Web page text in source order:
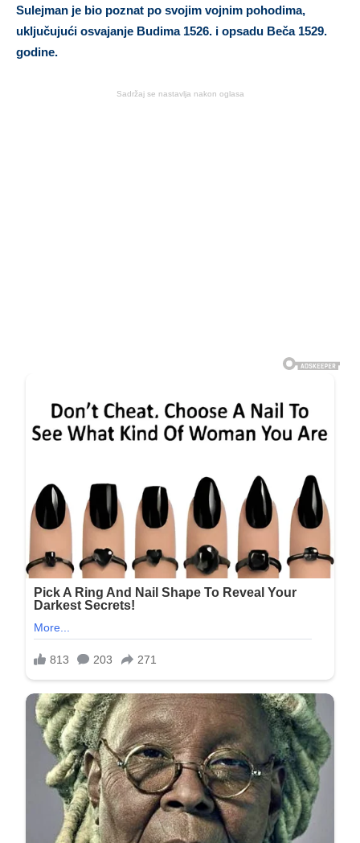
Sulejman je bio poznat po svojim vojnim pohodima,
uključujući osvajanje Budima 1526. i opsadu Beča 1529.
godine.
Sadržaj se nastavlja nakon oglasa